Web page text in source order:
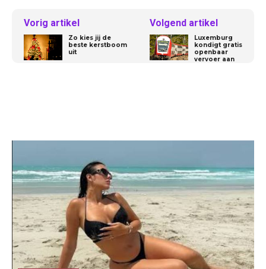
Vorig artikel
Zo kies jij de
beste kerstboom
uit
Volgend artikel
Luxemburg
kondigt gratis
openbaar
vervoer aan